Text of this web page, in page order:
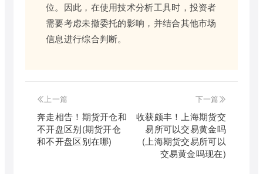
位。因此，在使用技术分析工具时，投资者
需要考虑未撤委托的影响，并结合其他市场
信息进行综合判断。
上一篇
奔走相告！期货开仓和
不开盘区别(期货开仓
和不开盘区别在哪)
下一篇
收获颇丰！上海期货交
易所可以交易黄金吗
(上海期货交易所可以
交易黄金吗现在)